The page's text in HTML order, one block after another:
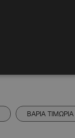
ΒΑΡΙΑ ΤΙΜΩΡΙΑ